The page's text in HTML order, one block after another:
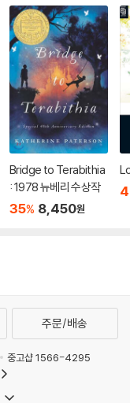
Bridge to Terabithia
: 1978 뉴베리 수상작
35% 8,450원
주문/배송
중고샵 1566-4295